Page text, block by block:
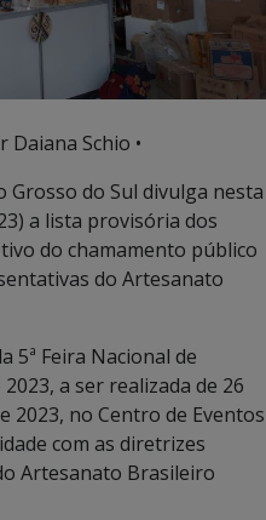
Daiana Schio •
Grosso do Sul divulga nesta
a lista provisória dos
do chamamento público
do Artesanato
5ª Feira Nacional de
a ser realizada de 26
2023, no Centro de Eventos
com as diretrizes
Artesanato Brasileiro